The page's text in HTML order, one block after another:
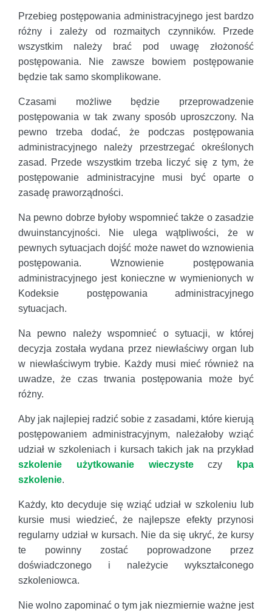
Przebieg postępowania administracyjnego jest bardzo
różny i zależy od rozmaitych czynników. Przede
wszystkim należy brać pod uwagę złożoność
postępowania. Nie zawsze bowiem postępowanie
będzie tak samo skomplikowane.
Czasami możliwe będzie przeprowadzenie
postępowania w tak zwany sposób uproszczony. Na
pewno trzeba dodać, że podczas postępowania
administracyjnego należy przestrzegać określonych
zasad. Przede wszystkim trzeba liczyć się z tym, że
postępowanie administracyjne musi być oparte o
zasadę praworządności.
Na pewno dobrze byłoby wspomnieć także o zasadzie
dwuinstancyjności. Nie ulega wątpliwości, że w
pewnych sytuacjach dojść może nawet do wznowienia
postępowania. Wznowienie postępowania
administracyjnego jest konieczne w wymienionych w
Kodeksie postępowania administracyjnego
sytuacjach.
Na pewno należy wspomnieć o sytuacji, w której
decyzja została wydana przez niewłaściwy organ lub
w niewłaściwym trybie. Każdy musi mieć również na
uwadze, że czas trwania postępowania może być
różny.
Aby jak najlepiej radzić sobie z zasadami, które kierują
postępowaniem administracyjnym, należałoby wziąć
udział w szkoleniach i kursach takich jak na przykład
szkolenie użytkowanie wieczysteczy
kpa
szkolenie.
Każdy, kto decyduje się wziąć udział w szkoleniu lub
kursie musi wiedzieć, że najlepsze efekty przynosi
regularny udział w kursach. Nie da się ukryć, że kursy
te powinny zostać poprowadzone przez
doświadczonego i należycie wykształconego
szkoleniowca.
Nie wolno zapominać o tym jak niezmiernie ważne jest